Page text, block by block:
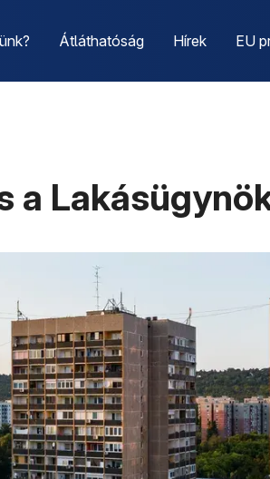
Átláthatóság Hírek EU
a